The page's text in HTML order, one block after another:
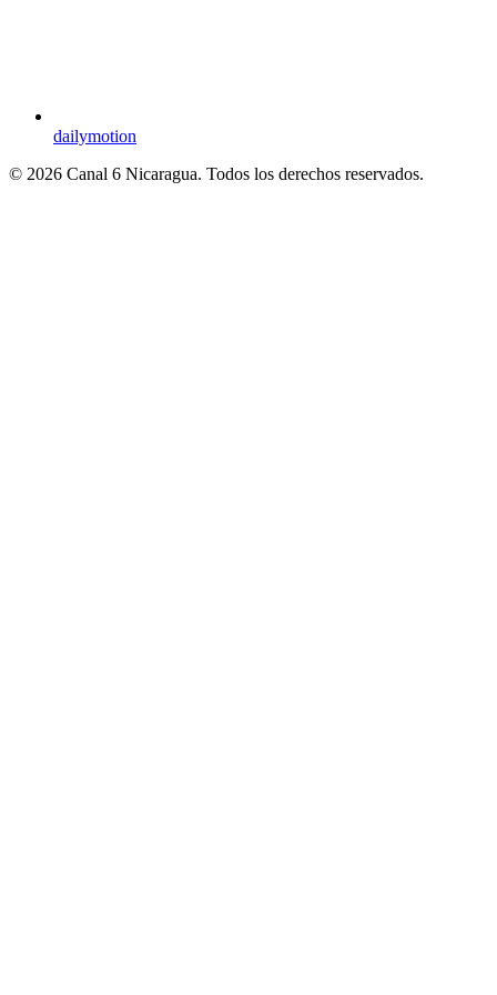
dailymotion
© 2026 Canal 6 Nicaragua. Todos los derechos reservados.